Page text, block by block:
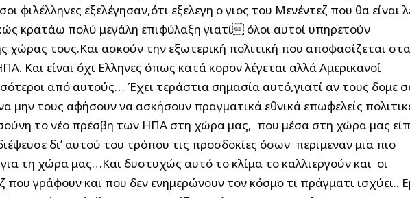
φιλέλληνες εξελέγησαν,ότι εξελεγη ο γιος του Μενέντεζ που θα είναι
κρατάω πολύ μεγάλη επιφύλαξη γιατί όλοι αυτοί υπηρετούν
τους.Και ασκούν την εξωτερική πολιτική που αποφασίζεται στα
Και είναι όχι Ελληνες όπως κατά κορον λέγεται αλλά Αμερικανοί
από αυτούς… Έχει τεράστια σημασία αυτό,γιατί αν τους δομε
μην τους αφήσουν να ασκήσουν πραγματικά εθνικά επωφελείς
το νέο πρέσβη των ΗΠΑ στη χώρα μας, που μέσα στη χώρα μας
δι’ αυτού του τρόπου τις προσδοκίες όσων περιμεναν μια πιο
για τη χώρα μας…Και δυστυχώς αυτό το κλίμα το καλλιεργούν και οι
γράφουν και που δεν ενημερώνουν τον κόσμο τι πράγματι ισχύει..